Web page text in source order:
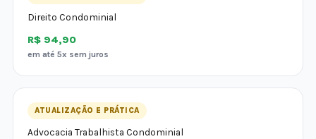
Direito Condominial
R$ 94,90
em até 5x sem juros
ATUALIZAÇÃO E PRÁTICA
Advocacia Trabalhista Condominial